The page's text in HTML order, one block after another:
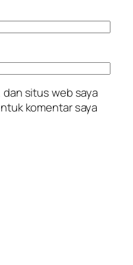
dan situs web saya
komentar saya